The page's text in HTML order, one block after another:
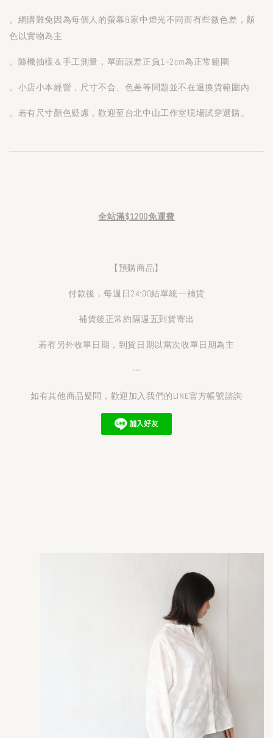
。網購難免因為每個人的螢幕&家中燈光不同而有些微色差，顏
色以實物為主
。隨機抽樣＆手工測量，單面誤差正負1~2cm為正常範圍
。小店小本經營，尺寸不合、色差等問題並不在退換貨範圍內
。若有尺寸顏色疑慮，歡迎至台北中山工作室現場試穿選購。
全站滿$1200免運費
【預購商品】
付款後，每週日24:00結單統一補貨
補貨後正常約隔週五到貨寄出
若有另外收單日期，到貨日期以當次收單日期為主
---
如有其他商品疑問，歡迎加入我們的LINE官方帳號諮詢